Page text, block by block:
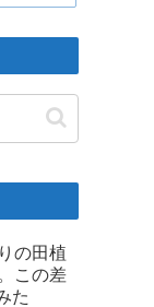
の田植
この差
た